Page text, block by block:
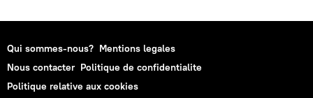
Qui sommes-nous? Mentions legales
Nous contacter Politique de confidentialite
Politique relative aux cookies